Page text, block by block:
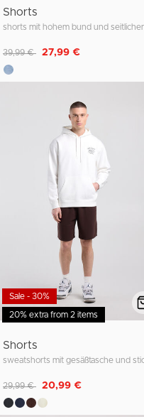
Shorts
Reduziert von
39,99 € auf
27,99 €
20% extra from 2 items
Sale - 30%
Shorts
Reduziert von
29,99 € auf
20,99 €